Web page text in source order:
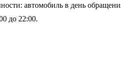
автомобиль в день
до 22:00.